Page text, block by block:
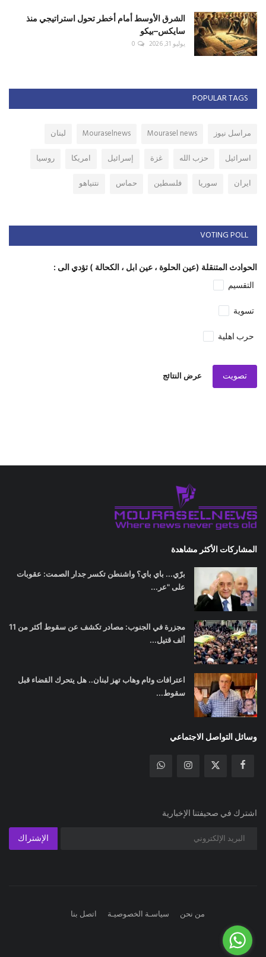
الشرق الأوسط أمام أخطر تحول استراتيجي منذ
سايكس–بيكو
يوليو 31, 2026 0
POPULAR TAGS
مراسل نيوز Mourasel news
Mouraselnews
لبنان
اسرائيل
حزب الله غزة إسرائيل امريكا
روسيا
ايران
سوريا فلسطين حماس نتنياهو
VOTING POLL
الحوادث المتنقلة (عين الحلوة ، عين ابل ، الكحالة ) تؤدي الى :
التقسيم
تسوية
حرب اهلية
تصويت عرض النتائج
المشاركات الأكثر مشاهدة
برّي... باي باي؟ واشنطن تكسر جدار الصمت: عقوبات
على "عر...
مجزرة في الجنوب: مصادر تكشف عن سقوط أكثر من 11
ألف قتيل...
اعترافات وئام وهاب تهز لبنان.. هل يتحرك القضاء قبل
سقوط...
وسائل التواصل الاجتماعي
اشترك في صحيفتنا الإخبارية
الإشتراك
من نحن سياسـة الخصوصيـة اتصل بنا